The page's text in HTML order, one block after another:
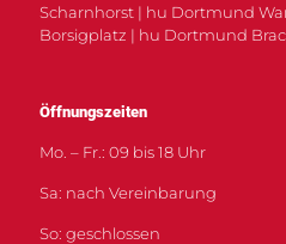
Scharnhorst | hu Dortmund
Borsigplatz | hu Dortmund
Öffnungszeiten
Mo. – Fr.: 09 bis 18 Uhr
Sa: nach Vereinbarung
So: geschlossen